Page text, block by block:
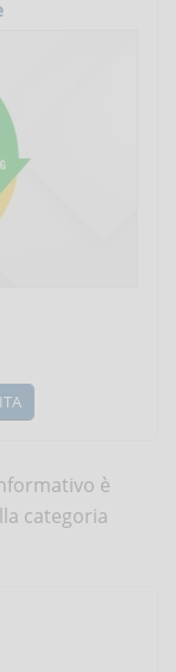
è
categoria